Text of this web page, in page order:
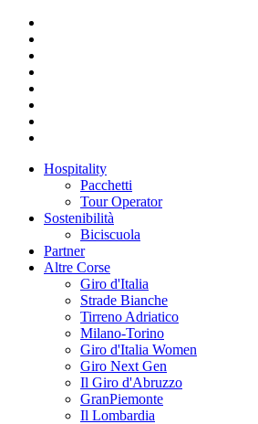
Hospitality
Pacchetti
Tour Operator
Sostenibilità
Biciscuola
Partner
Altre Corse
Giro d'Italia
Strade Bianche
Tirreno Adriatico
Milano-Torino
Giro d'Italia Women
Giro Next Gen
Il Giro d'Abruzzo
GranPiemonte
Il Lombardia